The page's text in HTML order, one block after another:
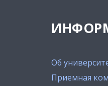
Об
Приемная